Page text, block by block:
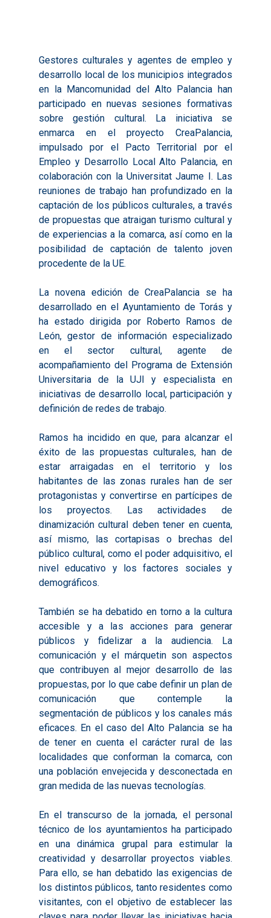
Gestores culturales y agentes de empleo y
desarrollo local de los municipios integrados
en la Mancomunidad del Alto Palancia han
participado en nuevas sesiones formativas
sobre gestión cultural. La iniciativa se
enmarca en el proyecto CreaPalancia,
impulsado por el Pacto Territorial por el
Empleo y Desarrollo Local Alto Palancia, en
colaboración con la Universitat Jaume I. Las
reuniones de trabajo han profundizado en la
captación de los públicos culturales, a través
de propuestas que atraigan turismo cultural y
de experiencias a la comarca, así como en la
posibilidad de captación de talento joven
procedente de la UE.
La novena edición de CreaPalancia se ha
desarrollado en el Ayuntamiento de Torás y
ha estado dirigida por Roberto Ramos de
León, gestor de información especializado
en el sector cultural, agente de
acompañamiento del Programa de Extensión
Universitaria de la UJI y especialista en
iniciativas de desarrollo local, participación y
definición de redes de trabajo.
Ramos ha incidido en que, para alcanzar el
éxito de las propuestas culturales, han de
estar arraigadas en el territorio y los
habitantes de las zonas rurales han de ser
protagonistas y convertirse en partícipes de
los proyectos. Las actividades de
dinamización cultural deben tener en cuenta,
así mismo, las cortapisas o brechas del
público cultural, como el poder adquisitivo, el
nivel educativo y los factores sociales y
demográficos.
También se ha debatido en torno a la cultura
accesible y a las acciones para generar
públicos y fidelizar a la audiencia. La
comunicación y el márquetin son aspectos
que contribuyen al mejor desarrollo de las
propuestas, por lo que cabe definir un plan de
comunicación que contemple la
segmentación de públicos y los canales más
eficaces. En el caso del Alto Palancia se ha
de tener en cuenta el carácter rural de las
localidades que conforman la comarca, con
una población envejecida y desconectada en
gran medida de las nuevas tecnologías.
En el transcurso de la jornada, el personal
técnico de los ayuntamientos ha participado
en una dinámica grupal para estimular la
creatividad y desarrollar proyectos viables.
Para ello, se han debatido las exigencias de
los distintos públicos, tanto residentes como
visitantes, con el objetivo de establecer las